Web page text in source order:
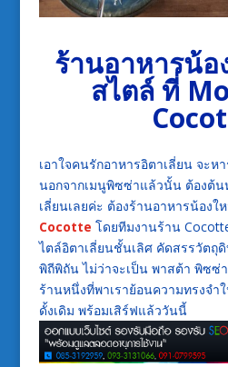
ร้านอาหารน้
สไตล์ ที่
เอาใจคนรักอาหารอิตาเลี่ยน จะห
นอกจากเมนูพิซซ่าแล้วนั้น ต้องต้น
เลี่ยนเลยค่ะ ต้องร้านอาหารน้องใ
Cocotte โดยทีมงานร้าน
ไตล์อิตาเลี่ยนชั้นเลิศ คัดสรรวัตถุ
พิถีพิถัน ไม่ว่าจะเป็น พาสต้า พิซซ่
ร้านหนึ่งที่พาเราย้อนความทรงจำ
ดั้งเดิม พร้อมเสิร์ฟแล้ววันนี้